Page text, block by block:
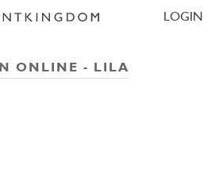
LOGIN
ONLINE - LILA